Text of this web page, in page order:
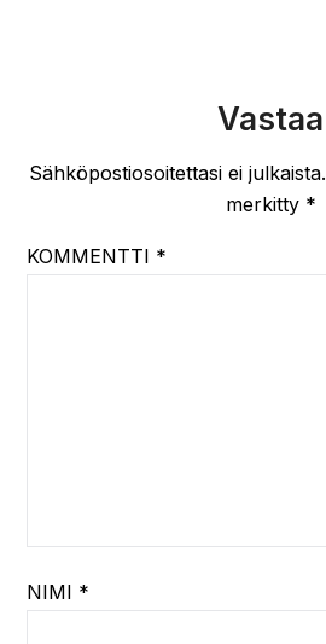
Vastaa
Sähköpostiosoitettasi ei julkaista.
merkitty *
KOMMENTTI *
NIMI *